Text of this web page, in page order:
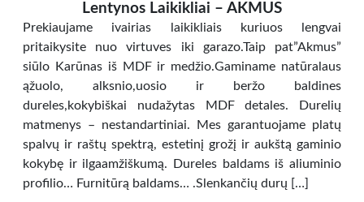
Lentynos Laikikliai – AKMUS
Prekiaujame ivairias laikikliais kuriuos lengvai
pritaikysite nuo virtuves iki garazo.Taip pat”Akmus”
siūlo Karūnas iš MDF ir medžio.Gaminame natūralaus
ąžuolo, alksnio,uosio ir beržo baldines
dureles,kokybiškai nudažytas MDF detales. Durelių
matmenys – nestandartiniai. Mes garantuojame platų
spalvų ir raštų spektrą, estetinį grožį ir aukštą gaminio
kokybę ir ilgaamžiškumą. Dureles baldams iš aliuminio
profilio… Furnitūrą baldams… .Slenkančių durų […]